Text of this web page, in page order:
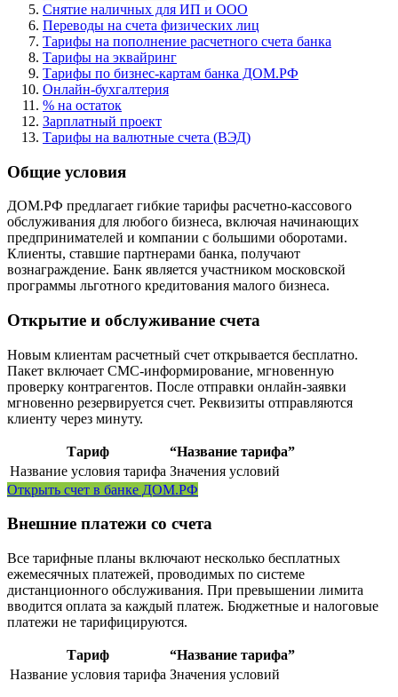
Снятие наличных для ИП и ООО
Переводы на счета физических лиц
Тарифы на пополнение расчетного счета банка
Тарифы на эквайринг
Тарифы по бизнес-картам банка ДОМ.РФ
Онлайн-бухгалтерия
% на остаток
Зарплатный проект
Тарифы на валютные счета (ВЭД)
Общие условия
ДОМ.РФ предлагает гибкие тарифы расчетно-кассового
обслуживания для любого бизнеса, включая начинающих
предпринимателей и компании с большими оборотами.
Клиенты, ставшие партнерами банка, получают
вознаграждение. Банк является участником московской
программы льготного кредитования малого бизнеса.
Открытие и обслуживание счета
Новым клиентам расчетный счет открывается бесплатно.
Пакет включает СМС-информирование, мгновенную
проверку контрагентов. После отправки онлайн-заявки
мгновенно резервируется счет. Реквизиты отправляются
клиенту через минуту.
Тариф
“Название тарифа”
Название условия тарифа Значения условий
Открыть счет в банке ДОМ.РФ
Внешние платежи со счета
Все тарифные планы включают несколько бесплатных
ежемесячных платежей, проводимых по системе
дистанционного обслуживания. При превышении лимита
вводится оплата за каждый платеж. Бюджетные и налоговые
платежи не тарифицируются.
Тариф
“Название тарифа”
Название условия тарифа Значения условий